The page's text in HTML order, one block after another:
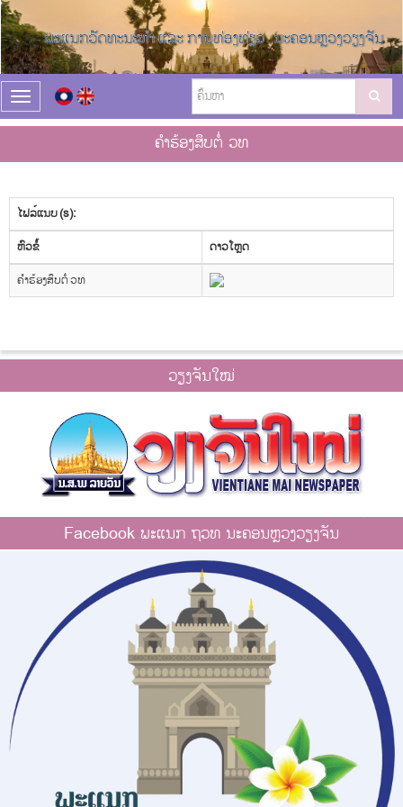
T
o
g
l
n
a
v
i
g
a
t
n
ຄຳຮ້ອງສຶບຕໍ່ ວທ
ໄຟລ໌ແນບ (s):
​ຫົວ​ຂໍ້
ດາວ​ໂຫຼດ
ຄຳຮ້ອງສຶບຕໍ່ ວທ
ວຽງຈັນໃໝ່
Facebook ພະແນກ ຖວທ ນະຄອນຫຼວງວຽງຈັນ